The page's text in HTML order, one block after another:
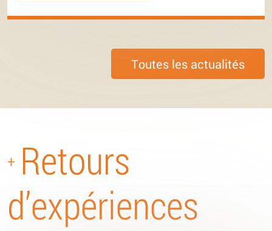
Toutes les actualités
+ Retours
d’expériences